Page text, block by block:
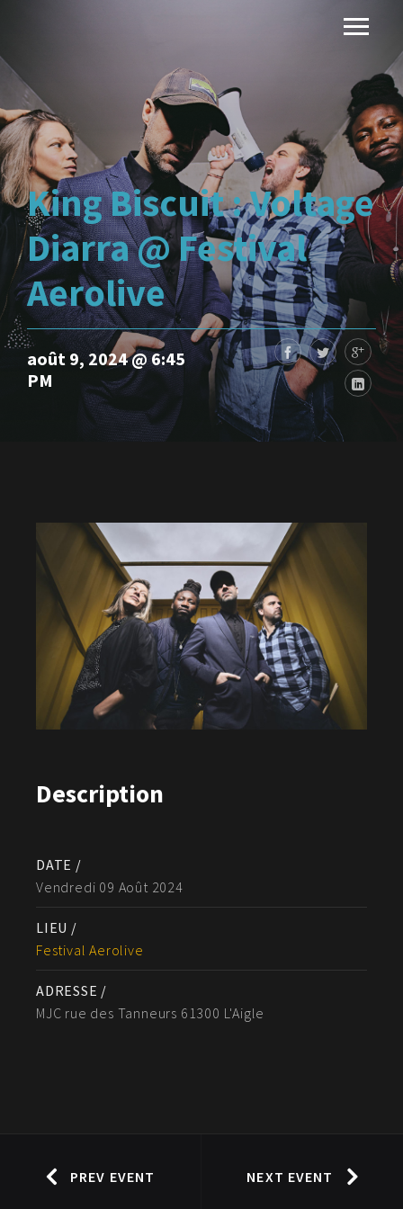
King Biscuit : Voltage
Diarra @ Festival
Aerolive
août 9, 2024 @ 6:45
PM
Description
DATE /
Vendredi 09 Août 2024
LIEU /
Festival Aerolive
ADRESSE /
MJC rue des Tanneurs 61300 L'Aigle
PREV EVENT NEXT EVENT